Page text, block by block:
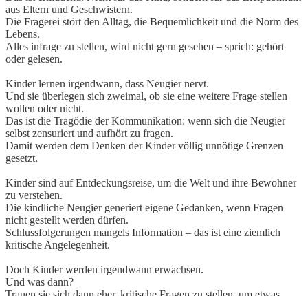
aus Eltern und Geschwistern.
Die Fragerei stört den Alltag, die Bequemlichkeit und die Norm des
Lebens.
Alles infrage zu stellen, wird nicht gern gesehen – sprich: gehört
oder gelesen.
Kinder lernen irgendwann, dass Neugier nervt.
Und sie überlegen sich zweimal, ob sie eine weitere Frage stellen
wollen oder nicht.
Das ist die Tragödie der Kommunikation: wenn sich die Neugier
selbst zensuriert und aufhört zu fragen.
Damit werden dem Denken der Kinder völlig unnötige Grenzen
gesetzt.
Kinder sind auf Entdeckungsreise, um die Welt und ihre Bewohner
zu verstehen.
Die kindliche Neugier generiert eigene Gedanken, wenn Fragen
nicht gestellt werden dürfen.
Schlussfolgerungen mangels Information – das ist eine ziemlich
kritische Angelegenheit.
Doch Kinder werden irgendwann erwachsen.
Und was dann?